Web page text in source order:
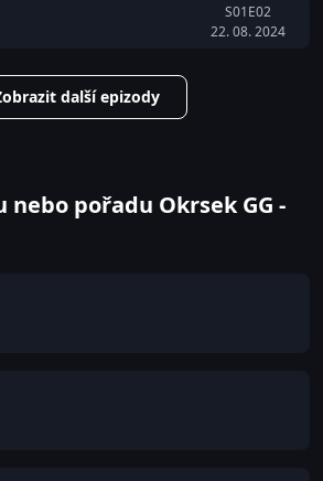
S01E02
22. 08. 2024
další epizody
nebo pořadu Okrsek GG -